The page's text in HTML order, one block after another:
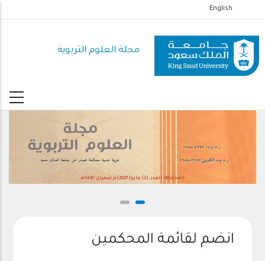
إلى
المحتوى
الرئيسي
English
مجلة العلوم التربوية
المجلد38- العدد (2) مايو(2027)م شعبان 1447هـ
انضم لقائمة المحكمين